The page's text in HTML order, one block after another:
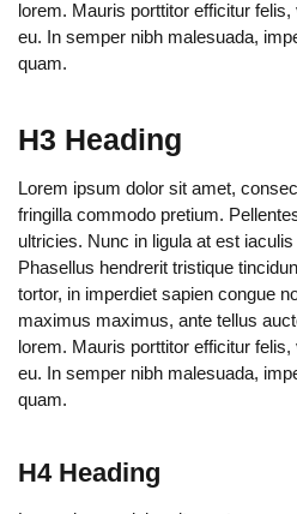
lorem. Mauris porttitor efficitur
eu. In semper nibh malesuada,
quam.
H3 Heading
Lorem ipsum dolor sit amet,
fringilla commodo pretium.
ultricies. Nunc in ligula at est
Phasellus hendrerit tristique
tortor, in imperdiet sapien congue
maximus maximus, ante tellus
lorem. Mauris porttitor efficitur
eu. In semper nibh malesuada,
quam.
H4 Heading